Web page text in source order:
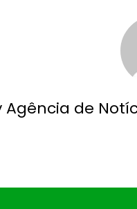
Agência de